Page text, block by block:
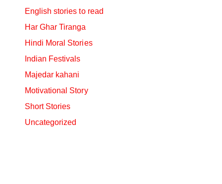
English stories to read
Har Ghar Tiranga
Hindi Moral Stories
Indian Festivals
Majedar kahani
Motivational Story
Short Stories
Uncategorized